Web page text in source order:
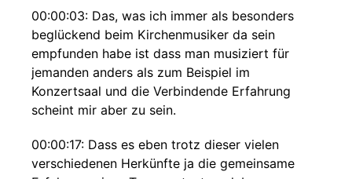
00:00:03: Das, was ich immer als besonders
beglückend beim Kirchenmusiker da sein
empfunden habe ist dass man musiziert für
jemanden anders als zum Beispiel im
Konzertsaal und die Verbindende Erfahrung
scheint mir aber zu sein.
00:00:17: Dass es eben trotz dieser vielen
verschiedenen Herkünfte ja die gemeinsame